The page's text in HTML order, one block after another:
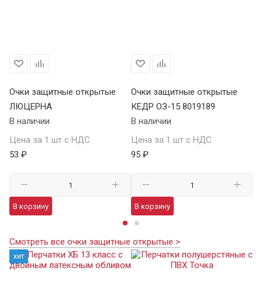
Очки защитные открытые
ЛЮЦЕРНА
В наличии
Цена за 1 шт с НДС
53 ₽
В корзину
Очки защитные открытые
КЕДР ОЗ-15 8019189
В наличии
Цена за 1 шт с НДС
95 ₽
В корзину
Смотреть все очки защитные открытые >
хит